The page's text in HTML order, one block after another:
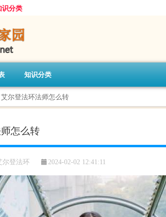
识分类
知识分类
艾尔登法环法师怎么转
怎么转
尔登法环 2024-02-02 12:41:11